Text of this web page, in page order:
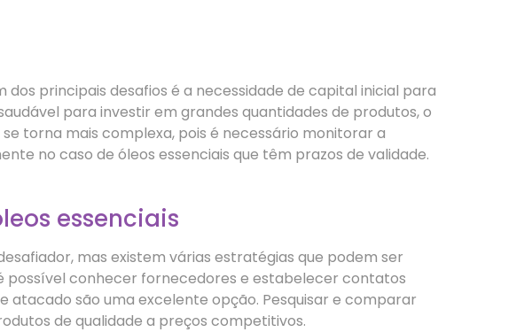
principais desafios é a necessidade de capital inicial para
para investir em grandes quantidades de produtos, o
torna mais complexa, pois é necessário monitorar a
no caso de óleos essenciais que têm prazos de validade.
essenciais
mas existem várias estratégias que podem ser
possível conhecer fornecedores e estabelecer contatos
são uma excelente opção. Pesquisar e comparar
de qualidade a preços competitivos.